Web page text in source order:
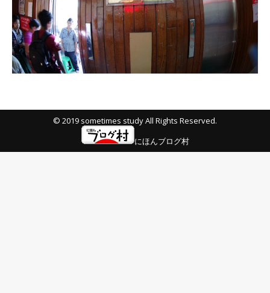
© 2019 sometimes study All Rights Reserved.
にほんブログ村